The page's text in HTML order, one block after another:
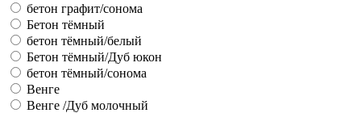
бетон графит/сонома
Бетон тёмный
бетон тёмный/белый
Бетон тёмный/Дуб юкон
бетон тёмный/сонома
Венге
Венге /Дуб молочный